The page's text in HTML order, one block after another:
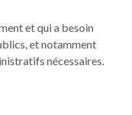
et qui a besoin
et notamment
nécessaires.